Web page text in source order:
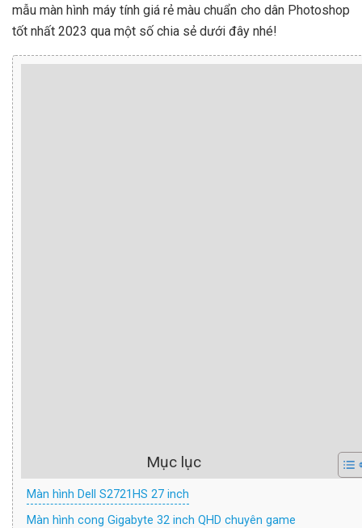
mẫu màn hình máy tính giá rẻ màu chuẩn cho dân Photoshop
tốt nhất 2023 qua một số chia sẻ dưới đây nhé!
Mục lục
Màn hình Dell S2721HS 27 inch
Màn hình cong Gigabyte 32 inch QHD chuyên game